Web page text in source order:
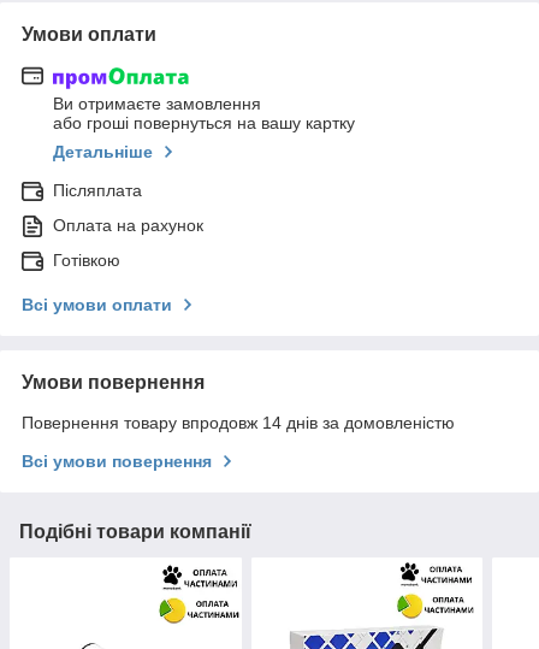
Умови оплати
Ви отримаєте замовлення
або гроші повернуться на вашу картку
Детальніше
Післяплата
Оплата на рахунок
Готівкою
Всі умови оплати
Умови повернення
Повернення товару впродовж 14 днів за домовленістю
Всі умови повернення
Подібні товари компанії